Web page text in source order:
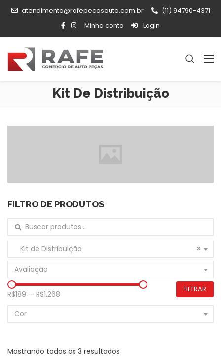
atendimento@rafepecasauto.com.br
(11) 94790-4371
Minha conta
Login
Kit De Distribuição
FILTRO DE PRODUTOS
Buscar por:
×
Kit de Distribuição
Avaliação
R$189 — R$1.268
FILTRAR
Cor
Mostrando todos os 3 resultados